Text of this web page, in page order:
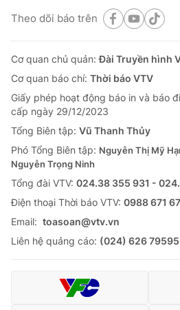
Theo dõi báo trên
Cơ quan chủ quản:Đài Truyền hình
Cơ quan báo chí: Thời báo VTV
Giấy phép hoạt động báo in và báo
cấp ngày 29/12/2023
Tổng Biên tập: Vũ Thanh Thủy
Phó Tổng Biên tập: Nguyễn Thị Mỹ
Nguyễn Trọng Ninh
Tổng đài VTV: 024.38 355 931 -
Ðiện thoại Thời báo VTV: 0988 671
Email: toasoan@vtv.vn
Liên hệ quảng cáo: (024) 626 79595